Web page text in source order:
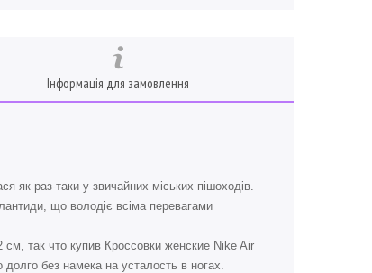
Інформація для замовлення
як раз-таки у звичайних міських пішоходів.
що володіє всіма перевагами
так что купив Кроссовки женские Nike Air
без намека на усталость в ногах.